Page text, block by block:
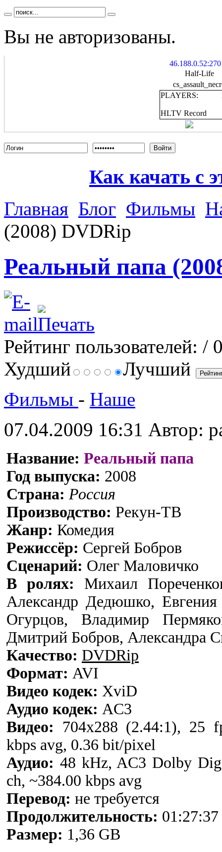
Вы не авторизованы.
Half-Life
PLAYERS:
HLTV Record
Войти
Как качать с
Главная Блог Фильмы
(2008) DVDRip
Реальный папа
Рейтинг пользователей: /
Худший
Лучший
Фильмы - Наше
07.04.2009 16:31 Автор:
Название: Реальный папа
Год выпуска: 2008
Cтрана: Россия
Производство: Рекун-ТВ
Жанр: Комедия
Режиссёр: Сергей Бобров
Сценарий: Олег Маловичко
В ролях: Михаил
Александр Дедюшко, Евгения
Огурцов, Владимир
Дмитрий Бобров, Александра
Качество: DVDRip
Формат: AVI
Видео кодек: XviD
Аудио кодек: AC3
Видео: 704x288 (2.44:1), 25
kbps avg, 0.36 bit/pixel
Аудио: 48 kHz, AC3 Dolby
ch, ~384.00 kbps avg
Перевод: не требуется
Продолжительность: 01:27:37
Размер: 1,36 GB